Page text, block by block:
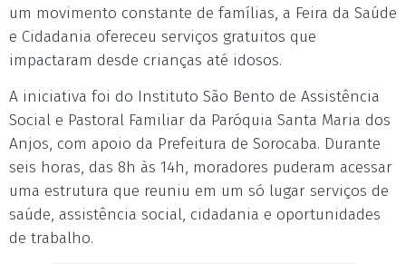
um movimento constante de famílias, a Feira da Saúde
e Cidadania ofereceu serviços gratuitos que
impactaram desde crianças até idosos.
A iniciativa foi do Instituto São Bento de Assistência
Social e Pastoral Familiar da Paróquia Santa Maria dos
Anjos, com apoio da Prefeitura de Sorocaba. Durante
seis horas, das 8h às 14h, moradores puderam acessar
uma estrutura que reuniu em um só lugar serviços de
saúde, assistência social, cidadania e oportunidades
de trabalho.